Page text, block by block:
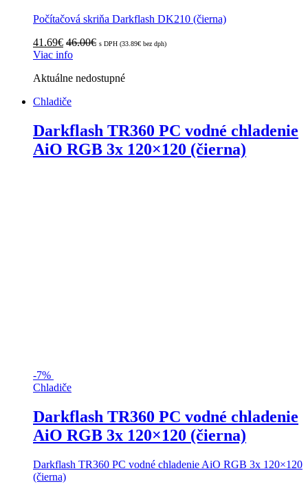
Počítačová skriňa Darkflash DK210 (čierna)
41.69€ 46.00€ s DPH (33.89€ bez dph)
Viac info
Aktuálne nedostupné
Chladiče
Darkflash TR360 PC vodné chladenie
AiO RGB 3x 120×120 (čierna)
-7%
Chladiče
Darkflash TR360 PC vodné chladenie
AiO RGB 3x 120×120 (čierna)
Darkflash TR360 PC vodné chladenie AiO RGB 3x 120×120
(čierna)